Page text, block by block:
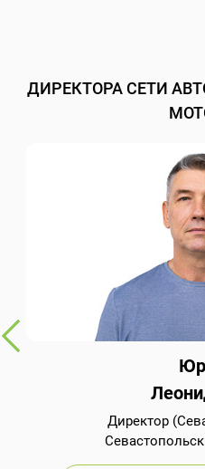
ДИРЕКТОРА СЕТИ
Директор